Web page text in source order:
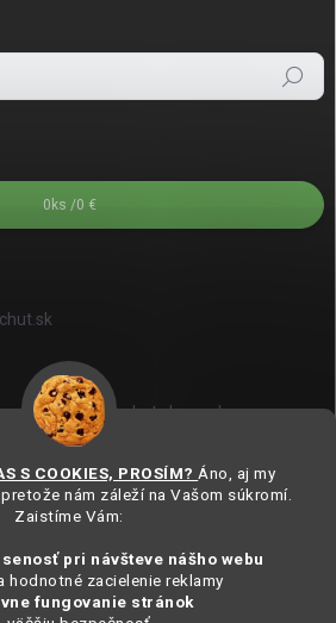
S COOKIES, PROSÍM? Áno, aj my
nám záleží na Vašom súkromí.
Zaistíme Vám:
pri návšteve nášho webu
hodnotné zacielenie reklamy
fungovanie stránok
Hľadať
0 ks /0 €
mamechut.slovensko
@mamechutczsk
Organic. Všechna práva vyhrazena.